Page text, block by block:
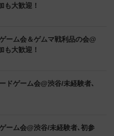
も大歓迎！
ーム会＆ゲムマ戦利品の会@
も大歓迎！
ドゲーム会@渋谷/未経験者､
ーム会@渋谷/未経験者､初参